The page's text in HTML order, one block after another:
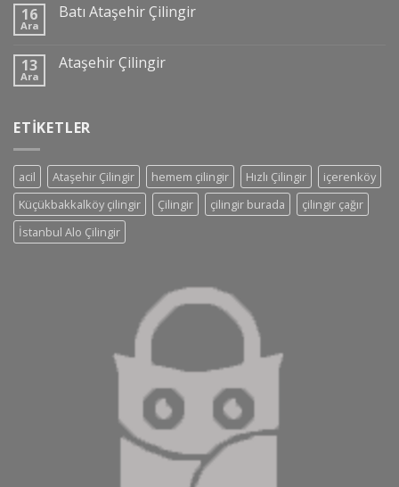
16
Ara
Batı Ataşehir Çilingir
13
Ara
Ataşehir Çilingir
ETIKETLER
acil Ataşehir Çilingir hemem çilingir Hızlı Çilingir
içerenköy
Küçükbakkalköy çilingir
Çilingir çilingir burada
çilingir çağır
İstanbul Alo Çilingir